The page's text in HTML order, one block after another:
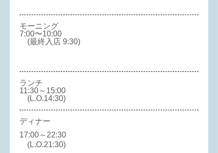
モーニング
7:00〜10:00
(最終入店 9:30)
ランチ
11:30～15:00
(L.O.14:30)
ディナー
17:00～22:30
(L.O.21:30)